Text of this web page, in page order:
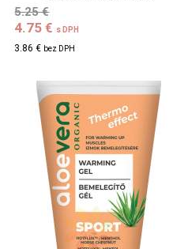
5.25 €
4.75 € s DPH
3.86 € bez DPH